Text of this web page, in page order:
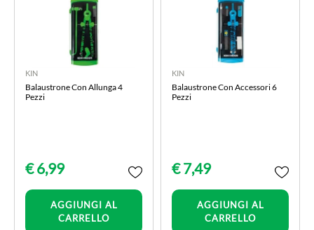
KIN
Balaustrone Con Allunga 4
Pezzi
€ 6,99
AGGIUNGI AL
CARRELLO
KIN
Balaustrone Con Accessori 6
Pezzi
€ 7,49
AGGIUNGI AL
CARRELLO